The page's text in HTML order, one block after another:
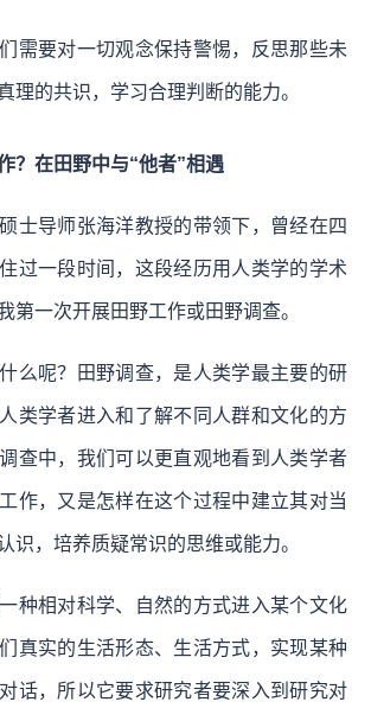
需要对一切观念保持警惕，反思那些未
理的共识，学习合理判断的能力。
？在田野中与“他者”相遇
士导师张海洋教授的带领下，曾经在四
过一段时间，这段经历用人类学的学术
第一次开展田野工作或田野调查。
么呢？田野调查，是人类学最主要的研
类学者进入和了解不同人群和文化的方
查中，我们可以更直观地看到人类学者
作，又是怎样在这个过程中建立其对当
识，培养质疑常识的思维或能力。
种相对科学、自然的方式进入某个文化
真实的生活形态、生活方式，实现某种
话，所以它要求研究者要深入到研究对